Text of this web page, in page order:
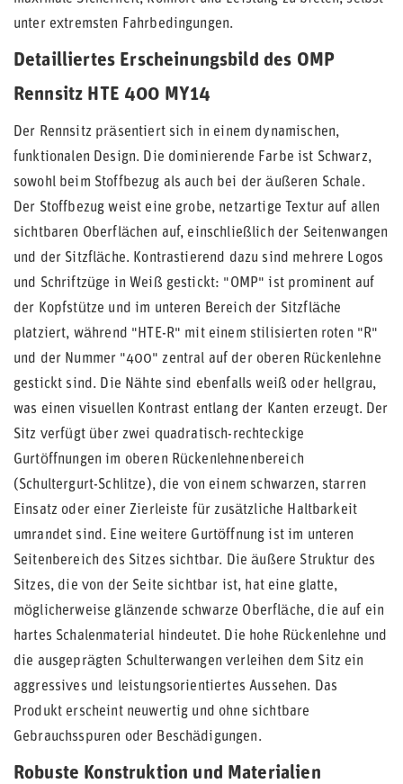
unter extremsten Fahrbedingungen.
Detailliertes Erscheinungsbild des OMP
Rennsitz HTE 400 MY14
Der Rennsitz präsentiert sich in einem dynamischen,
funktionalen Design. Die dominierende Farbe ist Schwarz,
sowohl beim Stoffbezug als auch bei der äußeren Schale.
Der Stoffbezug weist eine grobe, netzartige Textur auf allen
sichtbaren Oberflächen auf, einschließlich der Seitenwangen
und der Sitzfläche. Kontrastierend dazu sind mehrere Logos
und Schriftzüge in Weiß gestickt: "OMP" ist prominent auf
der Kopfstütze und im unteren Bereich der Sitzfläche
platziert, während "HTE-R" mit einem stilisierten roten "R"
und der Nummer "400" zentral auf der oberen Rückenlehne
gestickt sind. Die Nähte sind ebenfalls weiß oder hellgrau,
was einen visuellen Kontrast entlang der Kanten erzeugt. Der
Sitz verfügt über zwei quadratisch-rechteckige
Gurtöffnungen im oberen Rückenlehnenbereich
(Schultergurt-Schlitze), die von einem schwarzen, starren
Einsatz oder einer Zierleiste für zusätzliche Haltbarkeit
umrandet sind. Eine weitere Gurtöffnung ist im unteren
Seitenbereich des Sitzes sichtbar. Die äußere Struktur des
Sitzes, die von der Seite sichtbar ist, hat eine glatte,
möglicherweise glänzende schwarze Oberfläche, die auf ein
hartes Schalenmaterial hindeutet. Die hohe Rückenlehne und
die ausgeprägten Schulterwangen verleihen dem Sitz ein
aggressives und leistungsorientiertes Aussehen. Das
Produkt erscheint neuwertig und ohne sichtbare
Gebrauchsspuren oder Beschädigungen.
Robuste Konstruktion und Materialien